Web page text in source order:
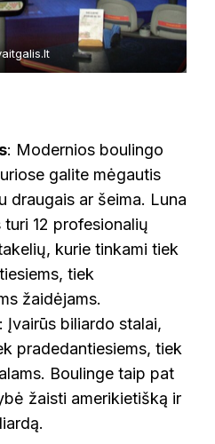
: Modernios boulingo
galite mėgautis
draugais ar šeima. Luna
turi 12 profesionalių
kurie tinkami tiek
tiek
žaidėjams.
: Įvairūs biliardo stalai,
pradedantiesiems, tiek
Boulinge taip pat
žaisti amerikietišką ir